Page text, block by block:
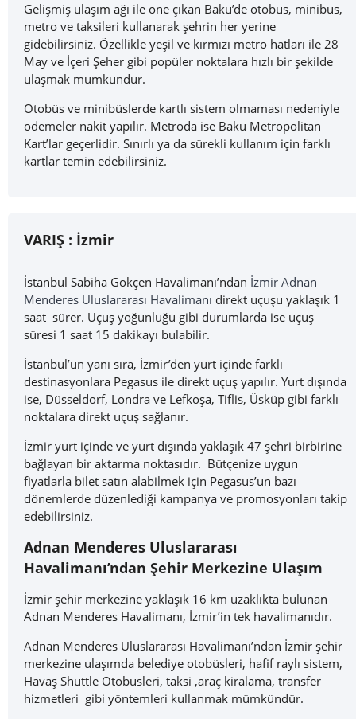
Gelişmiş ulaşım ağı ile öne çıkan Bakü’de otobüs, minibüs,
metro ve taksileri kullanarak şehrin her yerine
gidebilirsiniz. Özellikle yeşil ve kırmızı metro hatları ile 28
May ve İçeri Şeher gibi popüler noktalara hızlı bir şekilde
ulaşmak mümkündür.
Otobüs ve minibüslerde kartlı sistem olmaması nedeniyle
ödemeler nakit yapılır. Metroda ise Bakü Metropolitan
Kart’lar geçerlidir. Sınırlı ya da sürekli kullanım için farklı
kartlar temin edebilirsiniz.
VARIŞ : İzmir
İstanbul Sabiha Gökçen Havalimanı’ndan İzmir Adnan
Menderes Uluslararası Havalimanı direkt uçuşu yaklaşık 1
saat sürer. Uçuş yoğunluğu gibi durumlarda ise uçuş
süresi 1 saat 15 dakikayı bulabilir.
İstanbul’un yanı sıra, İzmir’den yurt içinde farklı
destinasyonlara Pegasus ile direkt uçuş yapılır. Yurt dışında
ise, Düsseldorf, Londra ve Lefkoşa, Tiflis, Üsküp gibi farklı
noktalara direkt uçuş sağlanır.
İzmir yurt içinde ve yurt dışında yaklaşık 47 şehri birbirine
bağlayan bir aktarma noktasıdır. Bütçenize uygun
fiyatlarla bilet satın alabilmek için Pegasus’un bazı
dönemlerde düzenlediği kampanya ve promosyonları takip
edebilirsiniz.
Adnan Menderes Uluslararası
Havalimanı’ndan Şehir Merkezine Ulaşım
İzmir şehir merkezine yaklaşık 16 km uzaklıkta bulunan
Adnan Menderes Havalimanı, İzmir’in tek havalimanıdır.
Adnan Menderes Uluslararası Havalimanı’ndan İzmir şehir
merkezine ulaşımda belediye otobüsleri, hafif raylı sistem,
Havaş Shuttle Otobüsleri, taksi ,araç kiralama, transfer
hizmetleri gibi yöntemleri kullanmak mümkündür.